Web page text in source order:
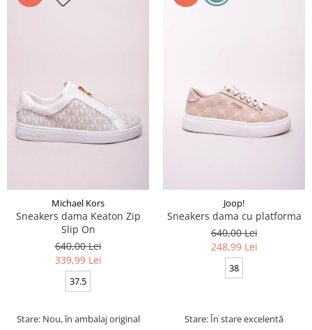
Michael Kors
Sneakers dama Keaton Zip
Slip On
640,00 Lei
339,99 Lei
37.5
Stare: Nou, în ambalaj original
Joop!
Sneakers dama cu platforma
640,00 Lei
248,99 Lei
38
Stare: În stare excelentă